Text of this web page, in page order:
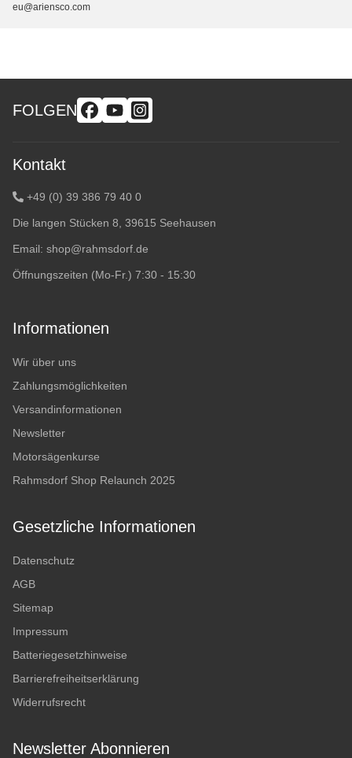
eu@ariensco.com
FOLGEN
Kontakt
+49 (0) 39 386 79 40 0
Die langen Stücken 8, 39615 Seehausen
Email: shop@rahmsdorf.de
Öffnungszeiten (Mo-Fr.) 7:30 - 15:30
Informationen
Wir über uns
Zahlungsmöglichkeiten
Versandinformationen
Newsletter
Motorsägenkurse
Rahmsdorf Shop Relaunch 2025
Gesetzliche Informationen
Datenschutz
AGB
Sitemap
Impressum
Batteriegesetzhinweise
Barrierefreiheitserklärung
Widerrufsrecht
Newsletter Abonnieren